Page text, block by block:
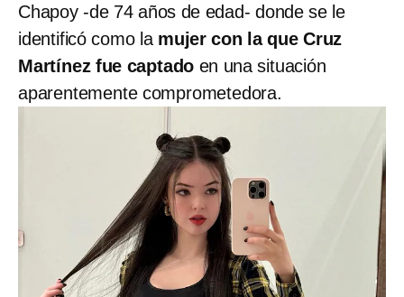
Chapoy -de 74 años de edad- donde se le
identificó como la mujer con la que Cruz
Martínez fue captado en una situación
aparentemente comprometedora.